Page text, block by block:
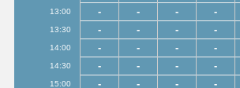
13:00 - - - -
13:30 - - - -
14:00 - - - -
14:30 - - - -
15:00 - - - -